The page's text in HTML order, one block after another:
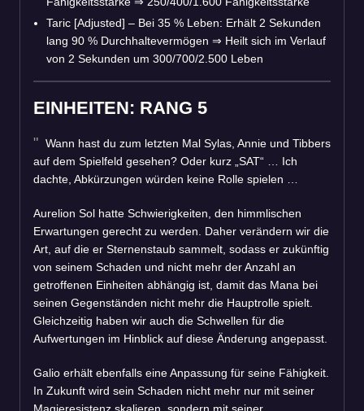
Taric [Adjusted] – Bei 35 % Leben: Erhält 2 Sekunden
lang 90 % Durchhaltevermögen ⇒ Heilt sich im Verlauf
von 2 Sekunden um 300/700/2.500 Leben
EINHEITEN: RANG 5
Wann hast du zum letzten Mal Sylas, Annie und Tibbers
auf dem Spielfeld gesehen? Oder kurz „SAT“ … Ich
dachte, Abkürzungen würden keine Rolle spielen …
Aurelion Sol hatte Schwierigkeiten, den himmlischen
Erwartungen gerecht zu werden. Daher verändern wir die
Art, auf die er Sternenstaub sammelt, sodass er zukünftig
von seinem Schaden und nicht mehr der Anzahl an
getroffenen Einheiten abhängig ist, damit das Mana bei
seinen Gegenständen nicht mehr die Hauptrolle spielt.
Gleichzeitig haben wir auch die Schwellen für die
Aufwertungen im Hinblick auf diese Änderung angepasst.
Galio erhält ebenfalls eine Anpassung für seine Fähigkeit.
In Zukunft wird sein Schaden nicht mehr nur mit seiner